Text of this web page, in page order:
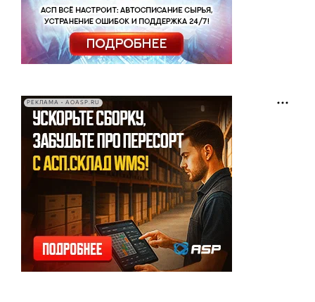
РЕКЛАМА • AOASP.RU